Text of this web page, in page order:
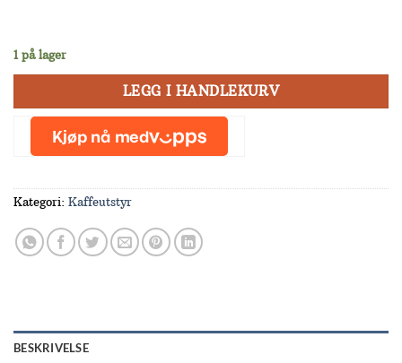
1 på lager
LEGG I HANDLEKURV
Kategori: Kaffeutstyr
BESKRIVELSE